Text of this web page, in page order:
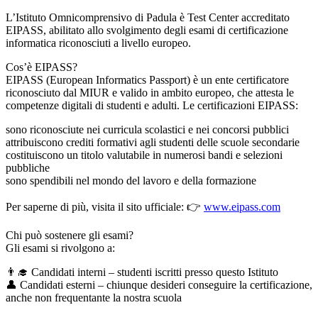
L’Istituto Omnicomprensivo di Padula è Test Center accreditato
EIPASS, abilitato allo svolgimento degli esami di certificazione
informatica riconosciuti a livello europeo.
Cos’è EIPASS?
EIPASS (European Informatics Passport) è un ente certificatore
riconosciuto dal MIUR e valido in ambito europeo, che attesta le
competenze digitali di studenti e adulti. Le certificazioni EIPASS:
sono riconosciute nei curricula scolastici e nei concorsi pubblici
attribuiscono crediti formativi agli studenti delle scuole secondarie
costituiscono un titolo valutabile in numerosi bandi e selezioni
pubbliche
sono spendibili nel mondo del lavoro e della formazione
Per saperne di più, visita il sito ufficiale: 👉 www.eipass.com
Chi può sostenere gli esami?
Gli esami si rivolgono a:
👨‍🎓 Candidati interni – studenti iscritti presso questo Istituto
👤 Candidati esterni – chiunque desideri conseguire la certificazione,
anche non frequentante la nostra scuola